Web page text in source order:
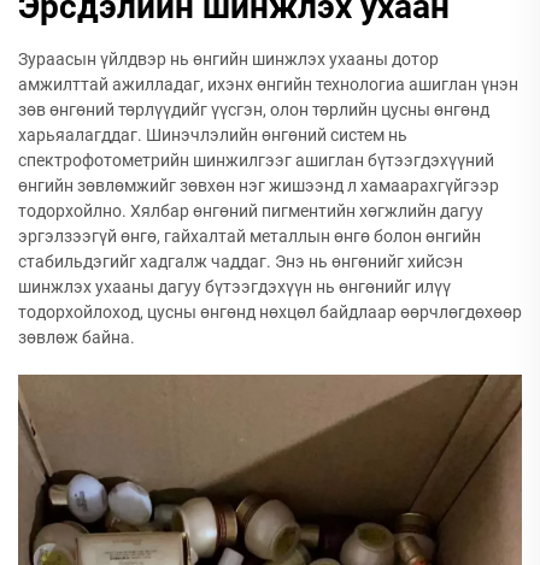
Зураасын үйлдвэр нь өнгийн шинжлэх ухааны дотор
амжилттай ажилладаг, ихэнх өнгийн технологиа ашиглан үнэн
зөв өнгөний төрлүүдийг үүсгэн, олон төрлийн цусны өнгөнд
харьяалагддаг. Шинэчлэлийн өнгөний систем нь
спектрофотометрийн шинжилгээг ашиглан бүтээгдэхүүний
өнгийн зөвлөмжийг зөвхөн нэг жишээнд л хамаарахгүйгээр
тодорхойлно. Хялбар өнгөний пигментийн хөгжлийн дагуу
эргэлзээгүй өнгө, гайхалтай металлын өнгө болон өнгийн
стабильдэгийг хадгалж чаддаг. Энэ нь өнгөнийг хийсэн
шинжлэх ухааны дагуу бүтээгдэхүүн нь өнгөнийг илүү
тодорхойлоход, цусны өнгөнд нөхцөл байдлаар өөрчлөгдөхөөр
зөвлөж байна.